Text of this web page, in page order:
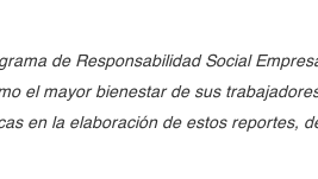
de Responsabilidad Social
el mayor bienestar de sus
en la elaboración de estos reportes,